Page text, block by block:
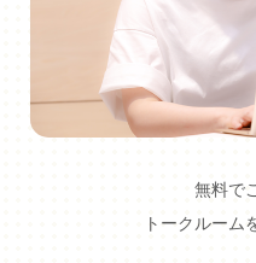
無料で
トークルーム